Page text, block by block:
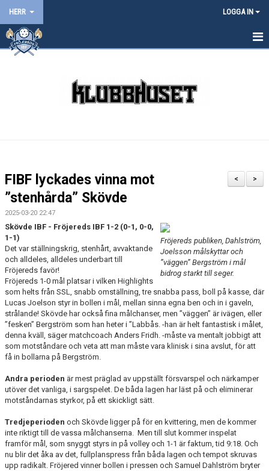
HERR LOGGA IN
BILDGALLERI
DOKUMENT
KONTAKT
>
<
FIBF lyckades vinna mot
”stenhårda” Skövde
2025-03-20 22:47
Fröjereds publiken, Dahlström,
Joelsson målskyttar och
”väggen” Bergström i mål
bidrog starkt till seger.
Skövde IBF - Fröjereds IBF 1-2 (0-1, 0-0,
1-1)
Det var ställningskrig, stenhårt, avvaktande
och alldeles, alldeles underbart till
Fröjereds favör!
Fröjereds 1-0 mål platsar i vilken Highlights
som helts från SSL, snabb omställning, tre snabba pass, boll på kasse, där
Lucas Joelson styr in bollen i mål, mellan sinna egna ben och in i gaveln,
strålande! Skövde har också fina målchanser, men ”väggen” är ivägen, eller
”fesken” Bergström som han heter i ”Labbås. -han är helt fantastisk i målet,
denna kväll, säger matchcoach Anders Fridh. -måste va mentalt jobbigt att
som motståndare och veta att man måste vara klinisk i sina avslut, för att
få in bollarna på Bergström.
Andra perioden är mest präglad av uppställt försvarspel och närkamper
utöver det vanliga, i sargspelet. De båda lagen har läst på och eliminerar
motståndarnas styrkor, på ett skickligt sätt.
Tredjeperioden och Skövde ligger på för en kvittering, men de kommer
inte riktigt till de vassa målchanserna. Men till slut kommer inspelat
framför mål, som snyggt styrs in på volley och 1-1 är faktum, tid 9:18. Och
nu blir det åka av det, fullplanspress från båda lagen och tempot skruvas
upp radikalt. Fröjered vinner bollen i pressen och Samuel Dahlström bryter